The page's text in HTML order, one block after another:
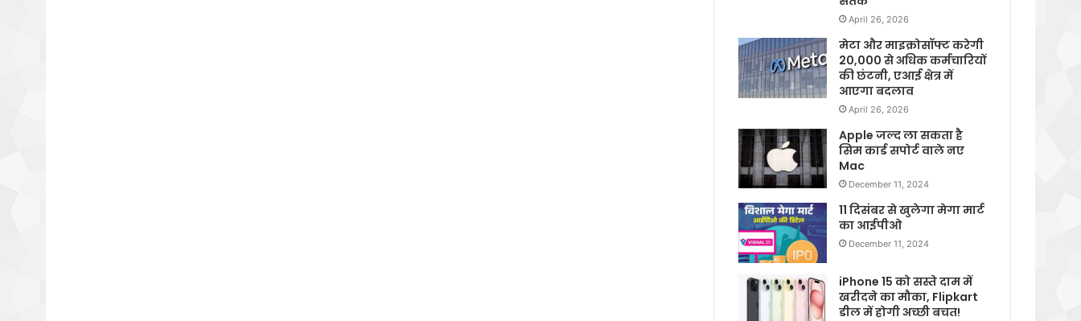
April 26, 2026
मेटा और माइक्रोसॉफ्ट करेगी
20,000 से अधिक कर्मचारियों
की छंटनी, एआई क्षेत्र में
आएगा बदलाव
April 26, 2026
Apple जल्द ला सकता है
सिम कार्ड सपोर्ट वाले नए
Mac
December 11, 2024
11 दिसंबर से खुलेगा मेगा मार्ट
का आईपीओ
December 11, 2024
iPhone 15 को सस्ते दाम में
खरीदने का मौका, Flipkart
डील में होगी अच्छी बचत!